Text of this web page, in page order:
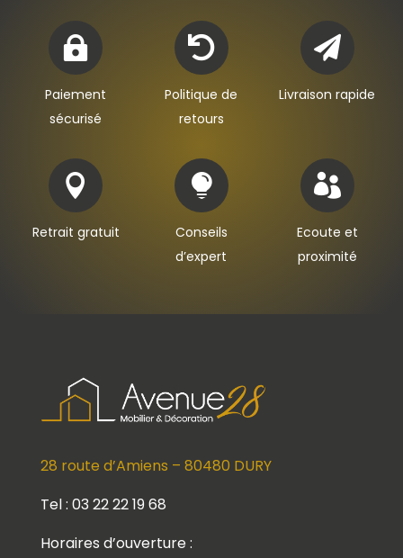

Paiement
sécurisé

Politique de
retours

Livraison rapide

Retrait gratuit

Conseils
d’expert

Ecoute et
proximité
28 route d’Amiens – 80480 DURY
Tel : 03 22 22 19 68
Horaires d’ouverture :